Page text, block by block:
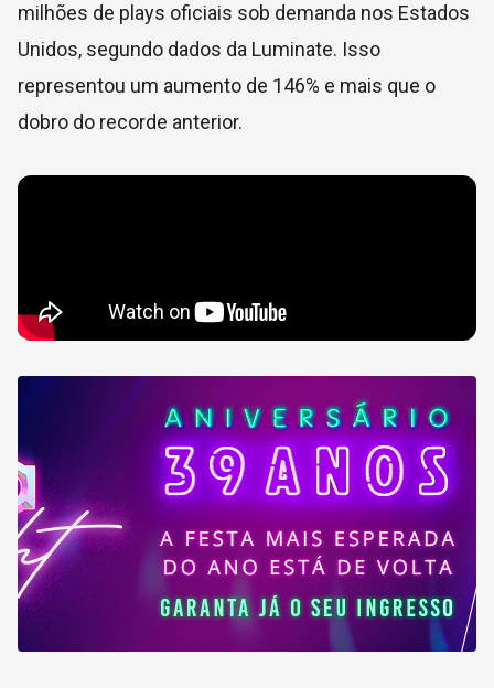
milhões de plays oficiais sob demanda nos Estados
Unidos, segundo dados da Luminate. Isso
representou um aumento de 146% e mais que o
dobro do recorde anterior.